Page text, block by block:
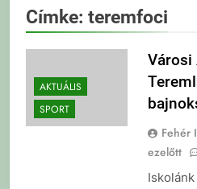
Címke: teremfoci
AKTUÁLIS
SPORT
Városi
Fehér
ezelőtt